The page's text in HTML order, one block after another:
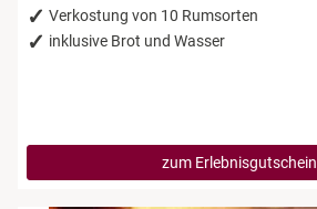
Verkostung von 10 Rumsorten
inklusive Brot und Wasser
zum Erlebnisgutschein